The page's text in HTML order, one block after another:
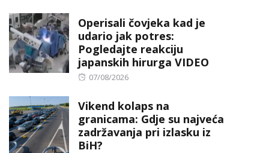
Operisali čovjeka kad je
udario jak potres:
Pogledajte reakciju
japanskih hirurga VIDEO
Posted
07/08/2026
Vikend kolaps na
granicama: Gdje su najveća
zadržavanja pri izlasku iz
BiH?